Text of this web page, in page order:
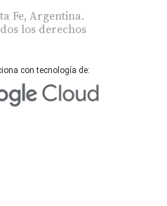
Fe, Argentina.
los derechos
con tecnología de: